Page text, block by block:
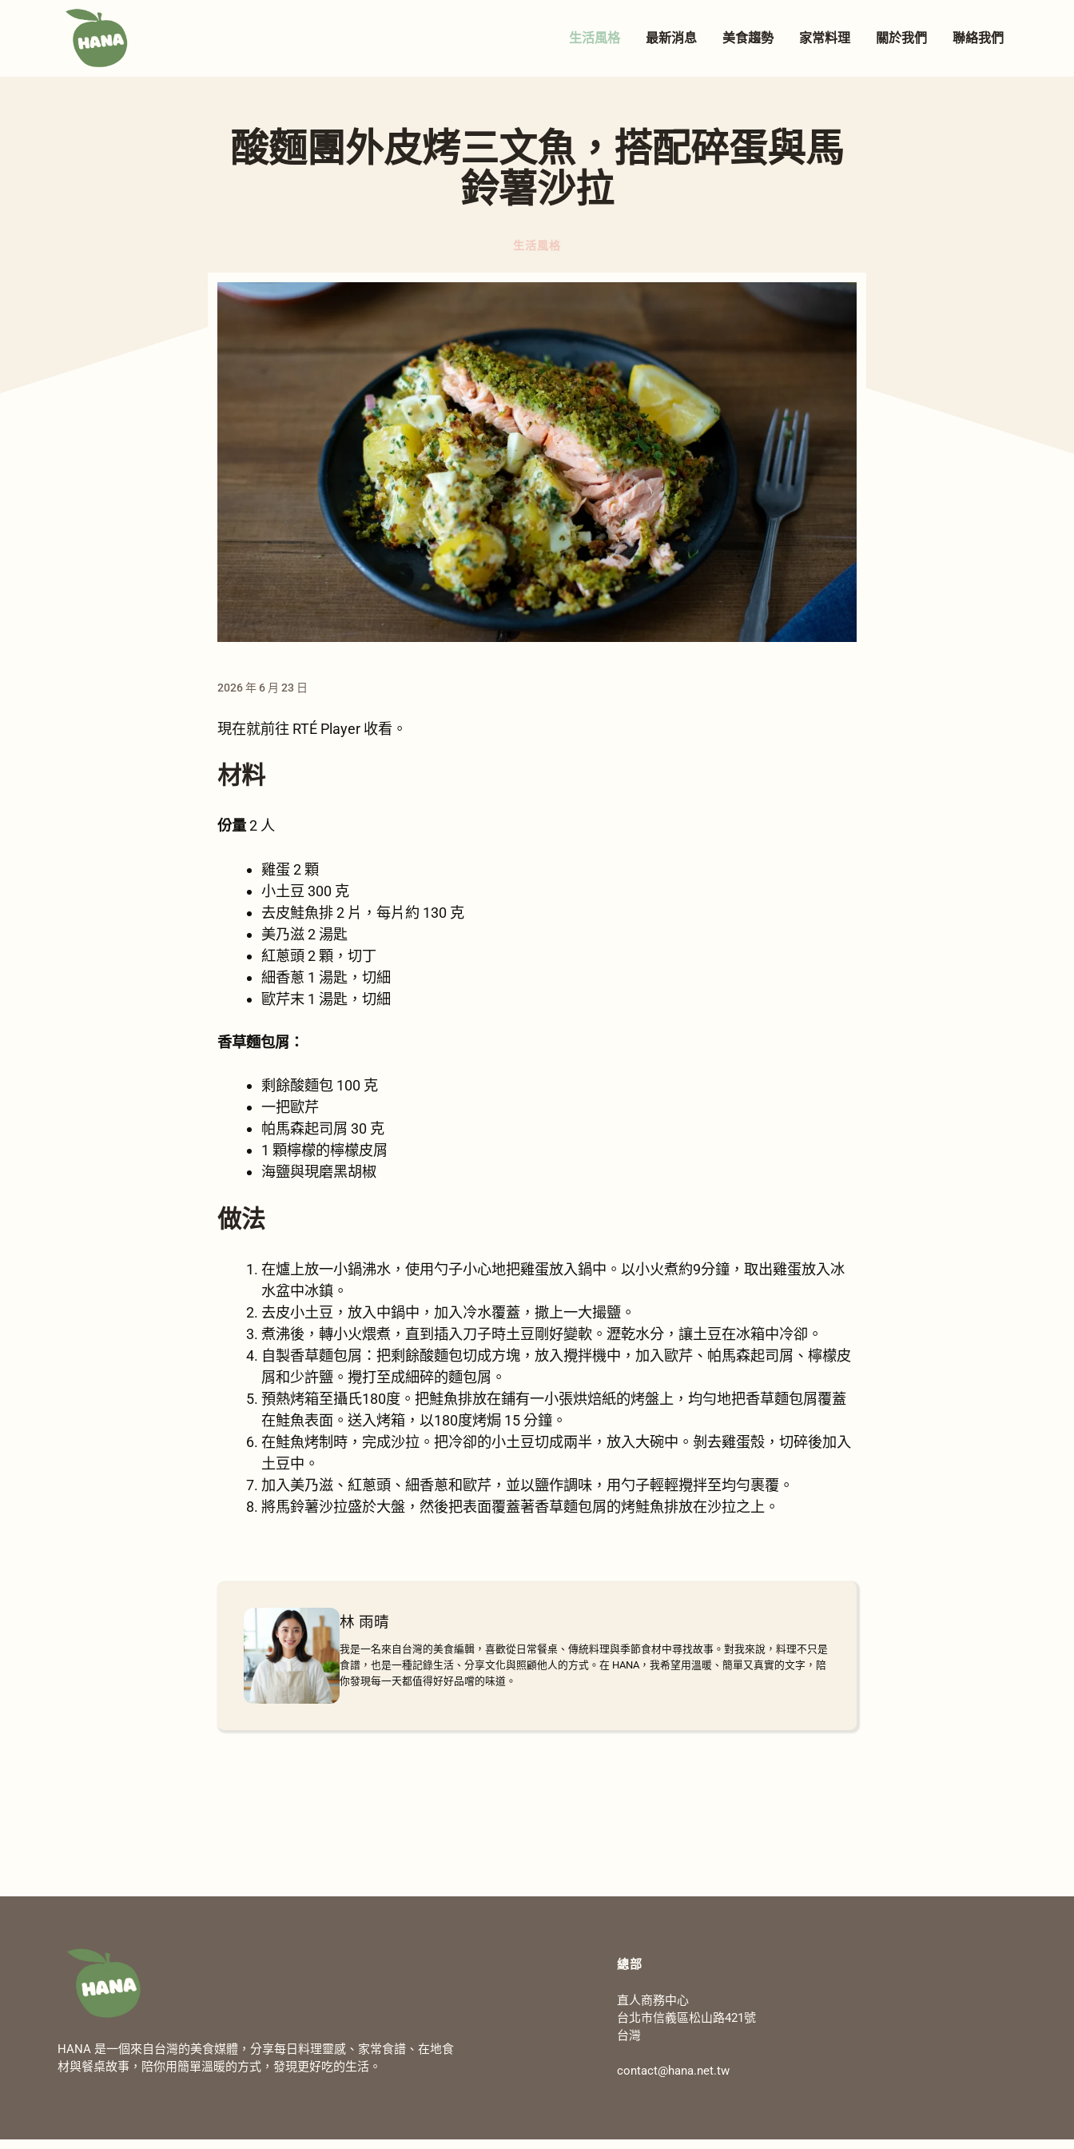
生活風格 最新消息 美食趨勢 家常料理 關於我們 聯絡我們
酸麵團外皮烤三文魚，搭配碎蛋與馬
鈴薯沙拉
生活風格
2026 年 6 月 23 日
現在就前往 RTÉ Player 收看。
材料
份量2 人
雞蛋 2 顆
小土豆 300 克
去皮鮭魚排 2 片，每片約 130 克
美乃滋 2 湯匙
紅蔥頭 2 顆，切丁
細香蔥 1 湯匙，切細
歐芹末 1 湯匙，切細
香草麵包屑：
剩餘酸麵包 100 克
一把歐芹
帕馬森起司屑 30 克
1 顆檸檬的檸檬皮屑
海鹽與現磨黑胡椒
做法
在爐上放一小鍋沸水，使用勺子小心地把雞蛋放入鍋中。以小火煮約9分鐘，取出雞蛋放入冰
水盆中冰鎮。
去皮小土豆，放入中鍋中，加入冷水覆蓋，撒上一大撮鹽。
煮沸後，轉小火煨煮，直到插入刀子時土豆剛好變軟。瀝乾水分，讓土豆在冰箱中冷卻。
自製香草麵包屑：把剩餘酸麵包切成方塊，放入攪拌機中，加入歐芹、帕馬森起司屑、檸檬皮
屑和少許鹽。攪打至成細碎的麵包屑。
預熱烤箱至攝氏180度。把鮭魚排放在鋪有一小張烘焙紙的烤盤上，均勻地把香草麵包屑覆蓋
在鮭魚表面。送入烤箱，以180度烤焗 15 分鐘。
在鮭魚烤制時，完成沙拉。把冷卻的小土豆切成兩半，放入大碗中。剝去雞蛋殼，切碎後加入
土豆中。
加入美乃滋、紅蔥頭、細香蔥和歐芹，並以鹽作調味，用勺子輕輕攪拌至均勻裹覆。
將馬鈴薯沙拉盛於大盤，然後把表面覆蓋著香草麵包屑的烤鮭魚排放在沙拉之上。
林 雨晴
我是一名來自台灣的美食編輯，喜歡從日常餐桌、傳統料理與季節食材中尋找故事。對我來說，料理不只是
食譜，也是一種記錄生活、分享文化與照顧他人的方式。在 HANA，我希望用溫暖、簡單又真實的文字，陪
你發現每一天都值得好好品嚐的味道。
HANA 是一個來自台灣的美食媒體，分享每日料理靈感、家常食譜、在地食
材與餐桌故事，陪你用簡單溫暖的方式，發現更好吃的生活。
總部
直人商務中心
台北市信義區松山路421號
台灣
contact@hana.net.tw